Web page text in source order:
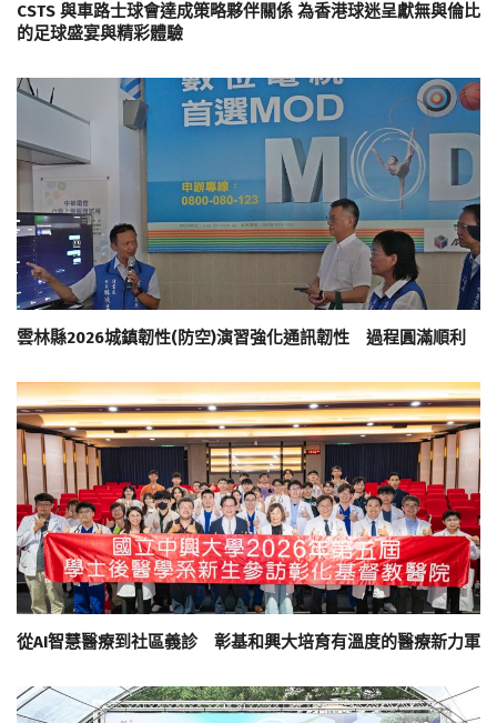
CSTS 與車路士球會達成策略夥伴關係 為香港球迷呈獻無與倫比
的足球盛宴與精彩體驗
雲林縣2026城鎮韌性(防空)演習強化通訊韌性 過程圓滿順利
從AI智慧醫療到社區義診 彰基和興大培育有溫度的醫療新力軍